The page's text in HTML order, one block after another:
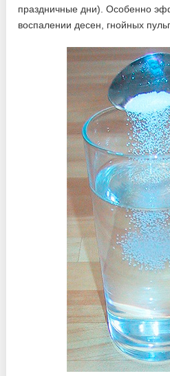
праздничные дни). Особенно
воспалении десен, гнойных